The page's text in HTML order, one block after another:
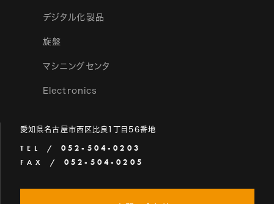
デジタル化製品
旋盤
マシニングセンタ
Electronics
愛知県名古屋市西区比良1丁目56番地
TEL / 052-504-0203
FAX / 052-504-0205